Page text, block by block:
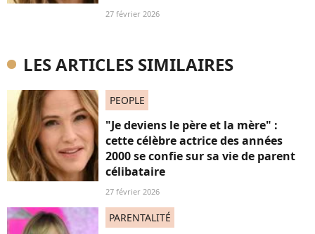
27 février 2026
LES ARTICLES SIMILAIRES
PEOPLE
"Je deviens le père et la mère" :
cette célèbre actrice des années
2000 se confie sur sa vie de parent
célibataire
27 février 2026
PARENTALITÉ